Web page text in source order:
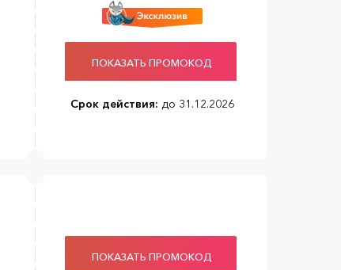
ПОКАЗАТЬ ПРОМОКОД
Срок действия: до 31.12.2026
ПОКАЗАТЬ ПРОМОКОД